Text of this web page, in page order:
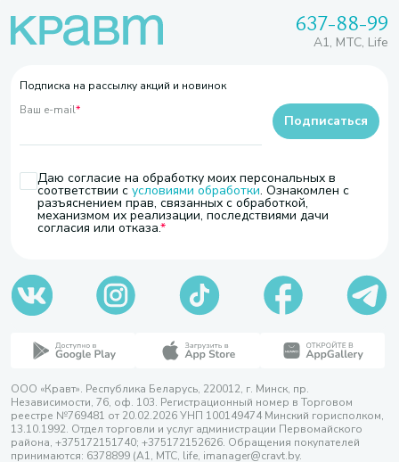
637-88-99
A1, МТС, Life
Подписка на рассылку акций и новинок
Ваш e-mail*
Даю согласие на обработку моих персональных в
соответствии с условиями обработки. Ознакомлен с
разъяснением прав, связанных с обработкой,
механизмом их реализации, последствиями дачи
согласия или отказа.
Подписаться
ООО «Кравт». Республика Беларусь, 220012, г. Минск, пр.
Независимости, 76, оф. 103. Регистрационный номер в Торговом
реестре №769481 от 20.02.2026 УНП 100149474 Минский горисполком,
13.10.1992. Отдел торговли и услуг администрации Первомайского
района, +375172151740; +375172152626. Обращения покупателей
принимаются: 6378899 (А1, МТС, life, imanager@cravt.by.